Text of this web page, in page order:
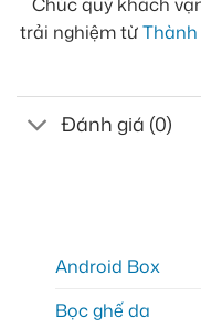
trải nghiệm từ
Đánh giá (0)
Android Box
Bọc ghế da